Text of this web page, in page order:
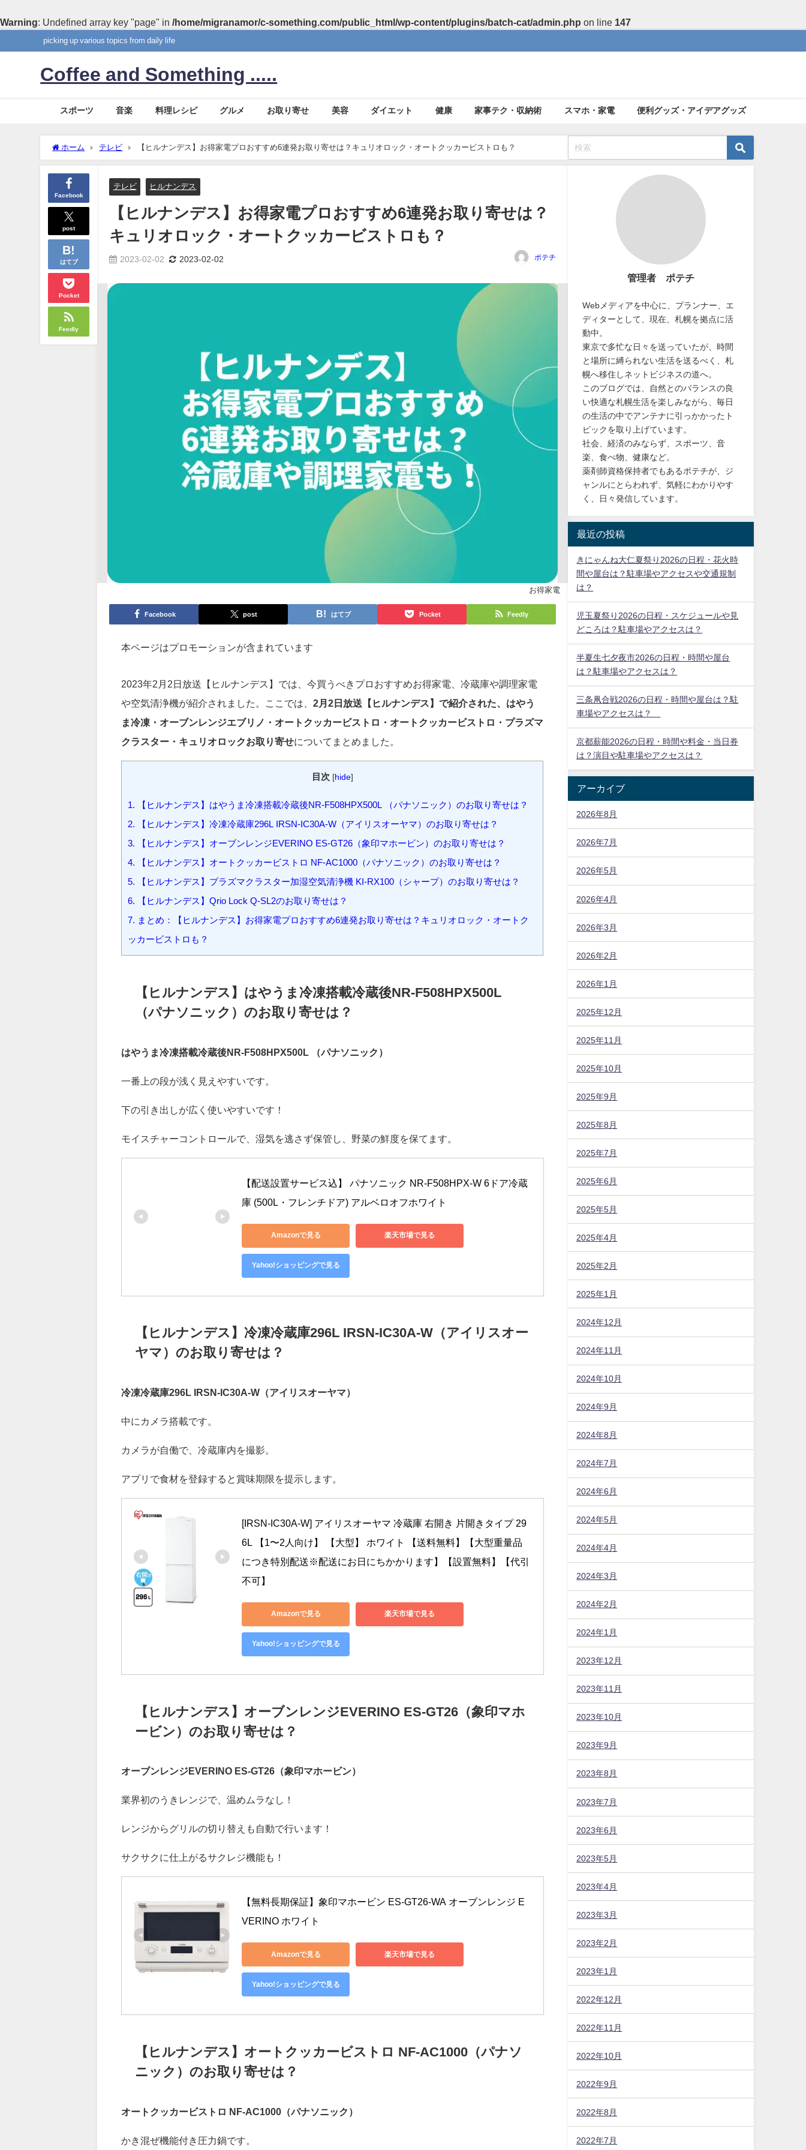
Warning: Undefined array key "page" in /home/migranamor/c-something.com/public_html/wp-content/plugins/batch-cat/admin.php on line 147
picking up various topics from daily life
Coffee and Something .....
スポーツ 音楽 料理レシピ グルメ お取り寄せ 美容 ダイエット 健康 家事テク・収納術 スマホ・家電 便利グッズ・アイデアグッズ
ホーム テレビ 【ヒルナンデス】お得家電プロおすすめ6連発お取り寄せは？キュリオロック・オートクッカービストロも？
Facebook
post
はてブ
Pocket
Feedly
テレビ ヒルナンデス
【ヒルナンデス】お得家電プロおすすめ6連発お取り寄せは？
キュリオロック・オートクッカービストロも？
2023-02-02 2023-02-02 ポテチ
お得家電
Facebook post はてブ Pocket Feedly
本ページはプロモーションが含まれています
2023年2月2日放送【ヒルナンデス】では、今買うべきプロおすすめお得家電、冷蔵庫や調理家電
クラスター・キュリオロックお取り寄せについてまとめました。
目次 [hide]
まとめ：【ヒルナンデス】お得家電プロおすすめ6連発お取り寄せは？キュリオロック・オートク
ッカービストロも？
【ヒルナンデス】はやうま冷凍搭載冷蔵後NR-F508HPX500L
（パナソニック）のお取り寄せは？
はやうま冷凍搭載冷蔵後NR-F508HPX500L （パナソニック）
モイスチャーコントロールで、湿気を逃さず保管し、野菜の鮮度を保てます。
【配送設置サービス込】 パナソニック NR-F508HPX-W 6ドア冷蔵
庫 (500L・フレンチドア) アルベロオフホワイト
Yahoo!ショッピングで見る
【ヒルナンデス】冷凍冷蔵庫296L IRSN-IC30A-W（アイリスオー
ヤマ）のお取り寄せは？
冷凍冷蔵庫296L IRSN-IC30A-W（アイリスオーヤマ）
中にカメラ搭載です。
カメラが自働で、冷蔵庫内を撮影。
アプリで食材を登録すると賞味期限を提示します。
6L 【1〜2人向け】 【大型】 ホワイト 【送料無料】【大型重量品
につき特別配送※配送にお日にちかかります】【設置無料】【代引
不可】
Yahoo!ショッピングで見る
【ヒルナンデス】オーブンレンジEVERINO ES-GT26（象印マホ
ービン）のお取り寄せは？
オーブンレンジEVERINO ES-GT26（象印マホービン）
業界初のうきレンジで、温めムラなし！
レンジからグリルの切り替えも自動で行います！
サクサクに仕上がるサクレジ機能も！
【無料長期保証】象印マホービン ES-GT26-WA オーブンレンジ E
VERINO ホワイト
Yahoo!ショッピングで見る
【ヒルナンデス】オートクッカービストロ NF-AC1000（パナソ
ニック）のお取り寄せは？
管理者 ポテチ
Webメディアを中心に、プランナー、エ
ディターとして、現在、札幌を拠点に活
動中。
東京で多忙な日々を送っていたが、時間
と場所に縛られない生活を送るべく、札
幌へ移住しネットビジネスの道へ。
このブログでは、自然とのバランスの良
い快適な札幌生活を楽しみながら、毎日
の生活の中でアンテナに引っかかったト
ピックを取り上げています。
社会、経済のみならず、スポーツ、音
楽、食べ物、健康など。
薬剤師資格保持者でもあるポテチが、ジ
ャンルにとらわれず、気軽にわかりやす
く、日々発信しています。
最近の投稿
きにゃんね大仁夏祭り2026の日程・花火時
間や屋台は？駐車場やアクセスや交通規制
は？
児玉夏祭り2026の日程・スケジュールや見
どころは？駐車場やアクセスは？
半夏生七夕夜市2026の日程・時間や屋台
は？駐車場やアクセスは？
三条凧合戦2026の日程・時間や屋台は？駐
車場やアクセスは？
京都薪能2026の日程・時間や料金・当日券
は？演目や駐車場やアクセスは？
アーカイブ
2026年8月
2026年7月
2026年5月
2026年4月
2026年3月
2026年2月
2026年1月
2025年12月
2025年11月
2025年10月
2025年9月
2025年8月
2025年7月
2025年6月
2025年5月
2025年4月
2025年2月
2025年1月
2024年12月
2024年11月
2024年10月
2024年9月
2024年8月
2024年7月
2024年6月
2024年5月
2024年4月
2024年3月
2024年2月
2024年1月
2023年12月
2023年11月
2023年10月
2023年9月
2023年8月
2023年7月
2023年6月
2023年5月
2023年4月
2023年3月
2023年2月
2023年1月
2022年12月
2022年11月
2022年10月
2022年9月
2022年8月
2022年7月